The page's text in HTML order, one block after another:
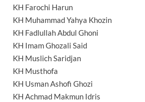
KH Farochi Harun
KH Muhammad Yahya Khozin
KH Fadlullah Abdul Ghoni
KH Imam Ghozali Said
KH Muslich Saridjan
KH Musthofa
KH Usman Ashofi Ghozi
KH Achmad Makmun Idris